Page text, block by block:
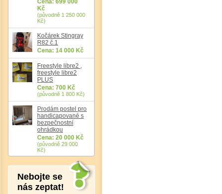
Kč
(původně 1 250 000
Kč)
Kočárek Stingray
R82 č.1
Cena: 14 000 Kč
Freestyle libre2 ,
freestyle libre2
PLUS
Cena: 700 Kč
(původně 1 800 Kč)
Prodám postel pro
handicapované s
bezpečnostní
ohrádkou
Cena: 20 000 Kč
(původně 29 000
Kč)
Nebojte se
nás zeptat!